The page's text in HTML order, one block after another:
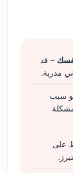
– قد
مدربة.
سبب
على